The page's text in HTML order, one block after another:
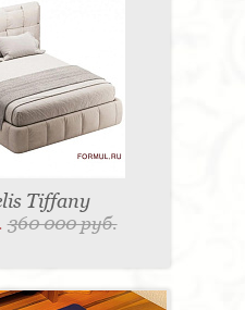
Tiffany
360 000 руб.